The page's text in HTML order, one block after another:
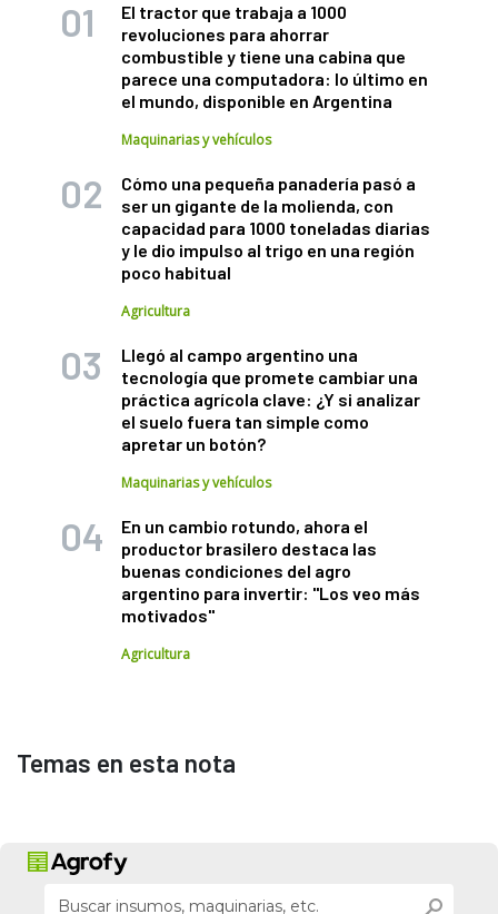
El tractor que trabaja a 1000
revoluciones para ahorrar
combustible y tiene una cabina que
parece una computadora: lo último en
el mundo, disponible en Argentina
Maquinarias y vehículos
Cómo una pequeña panadería pasó a
ser un gigante de la molienda, con
capacidad para 1000 toneladas diarias
y le dio impulso al trigo en una región
poco habitual
Agricultura
Llegó al campo argentino una
tecnología que promete cambiar una
práctica agrícola clave: ¿Y si analizar
el suelo fuera tan simple como
apretar un botón?
Maquinarias y vehículos
En un cambio rotundo, ahora el
productor brasilero destaca las
buenas condiciones del agro
argentino para invertir: "Los veo más
motivados"
Agricultura
Temas en esta nota